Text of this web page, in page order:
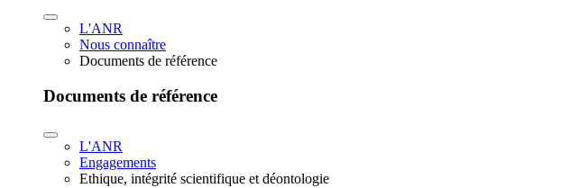
L'ANR
Nous connaître
Documents de référence
Documents de référence
L'ANR
Engagements
Ethique, intégrité scientifique et déontologie